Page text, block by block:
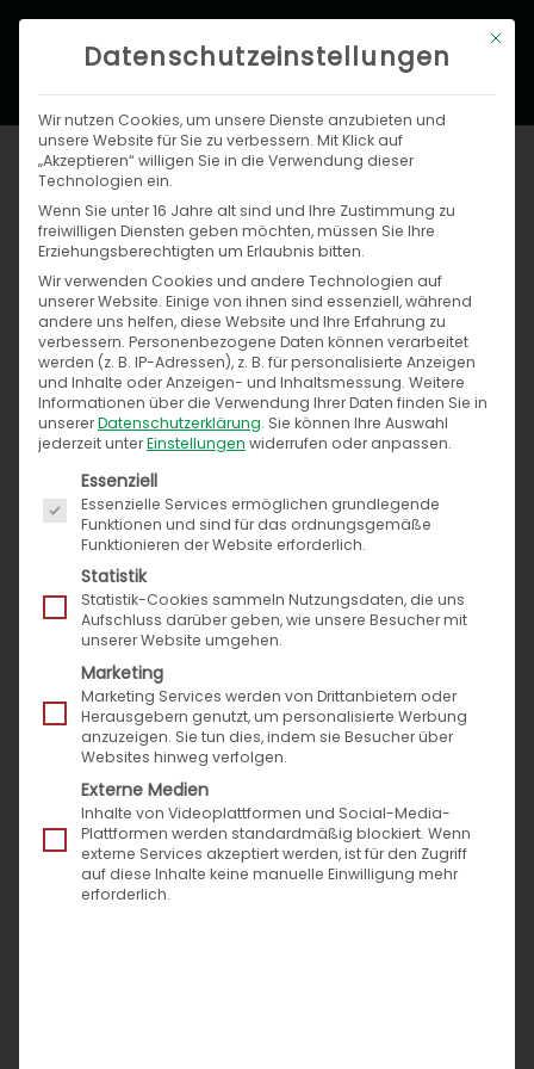
Zum
Computop
Über Computop - the payment people
Als Payment Service Provider (PSP) der ersten
Stunde bietet Computop seinen Kunden
weltweit lokale und innovative Omnichannel-
Lösungen für Zahlungsverkehr und
Betrugsprävention. Die eigenentwickelte
Zahlungsplattform Computop Paygate
ermöglicht nahtlos integrierte Bezahlprozesse
im E-Commerce und am POS. Händler,
Dienstleister und Industrieunternehmen können
für alle Länder der Welt frei wählen, welche der
350 lokalen und internationalen Zahlarten zum
Einsatz kommen sollen. Technologien wie
Mit
Datenschutzeinstellungen
Wir nutzen Cookies, um unsere Dienste anzubieten und
unsere Website für Sie zu verbessern. Mit Klick auf
„Akzeptieren“ willigen Sie in die Verwendung dieser
Technologien ein.
Wenn Sie unter 16 Jahre alt sind und Ihre Zustimmung zu
freiwilligen Diensten geben möchten, müssen Sie Ihre
Erziehungsberechtigten um Erlaubnis bitten.
Wir verwenden Cookies und andere Technologien auf
unserer Website. Einige von ihnen sind essenziell, während
andere uns helfen, diese Website und Ihre Erfahrung zu
verbessern. Personenbezogene Daten können verarbeitet
werden (z. B. IP-Adressen), z. B. für personalisierte Anzeigen
und Inhalte oder Anzeigen- und Inhaltsmessung. Weitere
Informationen über die Verwendung Ihrer Daten finden Sie in
unsererDatenschutzerklärung. Sie können Ihre Auswahl
jederzeit unterEinstellungen widerrufen oder anpassen.
Es folgt eine Liste der Service-Gruppen, für die
Essenziell
Essenzielle Services ermöglichen grundlegende
Funktionen und sind für das ordnungsgemäße
Funktionieren der Website erforderlich.
Statistik
Statistik-Cookies sammeln Nutzungsdaten, die uns
Aufschluss darüber geben, wie unsere Besucher mit
unserer Website umgehen.
Marketing
Marketing Services werden von Drittanbietern oder
Herausgebern genutzt, um personalisierte Werbung
anzuzeigen. Sie tun dies, indem sie Besucher über
Websites hinweg verfolgen.
Externe Medien
Inhalte von Videoplattformen und Social-Media-
Plattformen werden standardmäßig blockiert. Wenn
externe Services akzeptiert werden, ist für den Zugriff
auf diese Inhalte keine manuelle Einwilligung mehr
erforderlich.